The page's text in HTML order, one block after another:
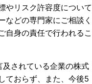
やリスク許容度について
などの専門家にご相談く
自身の責任で行われるこ
されている企業の株式
ておらず、また、今後5